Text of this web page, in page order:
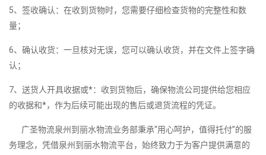
5、签收确认：在收到货物时，您需要仔细检查货物的完整性和数
量；
6、确认收货：一旦核对无误，您可以确认收货，并在文件上签字确
认；
7、送货人开具收据或*：收到货物后，确保物流公司提供给您相应
的收据和*，作为后续可能出现的售后或退货流程的凭证。
广圣物流泉州到丽水物流业务部秉承“用心呵护，值得托付”的服
务理念，凭借泉州到丽水物流平台，始终致力于为客户提供满意的